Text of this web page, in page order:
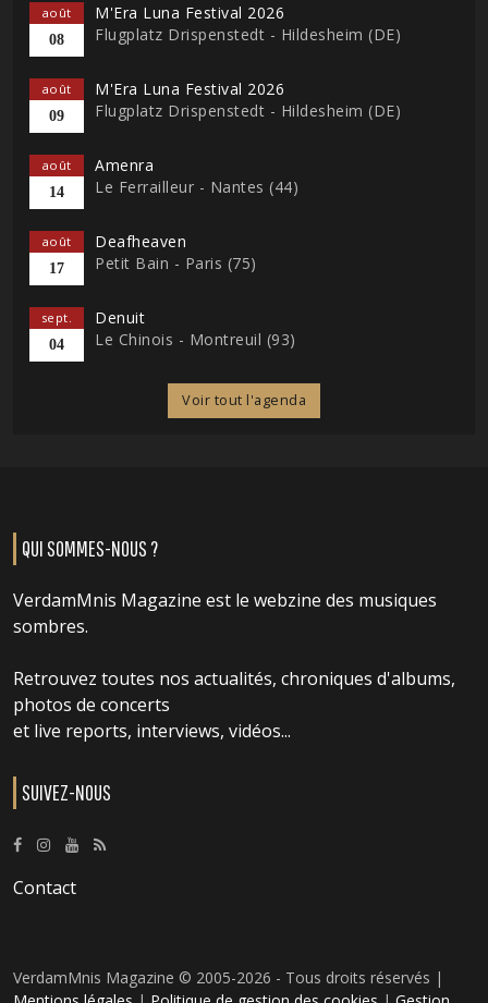
août
08
M'Era Luna Festival 2026
Flugplatz Drispenstedt - Hildesheim (DE)
août
09
M'Era Luna Festival 2026
Flugplatz Drispenstedt - Hildesheim (DE)
août
14
Amenra
Le Ferrailleur - Nantes (44)
août
17
Deafheaven
Petit Bain - Paris (75)
sept.
04
Denuit
Le Chinois - Montreuil (93)
Voir tout l'agenda
QUI SOMMES-NOUS ?
VerdamMnis Magazine est le webzine des musiques
sombres.
Retrouvez toutes nos actualités, chroniques d'albums,
photos de concerts
et live reports, interviews, vidéos...
SUIVEZ-NOUS
Contact
VerdamMnis Magazine © 2005-2026 - Tous droits réservés |